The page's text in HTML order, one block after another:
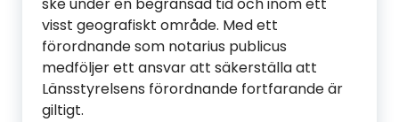
ske under en begränsad tid och inom ett
visst geografiskt område. Med ett
förordnande som notarius publicus
medföljer ett ansvar att säkerställa att
Länsstyrelsens förordnande fortfarande är
giltigt.